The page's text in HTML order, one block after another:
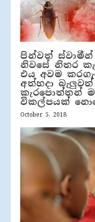
පින්වත්
නිවසේ නිතර
එය අවම
අත්හදා
කැරපොත්තන්
විකල්පයක්
October 5, 2018